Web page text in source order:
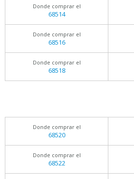
Donde comprar el
68514
Donde comprar el
68516
Donde comprar el
68518
Donde comprar el
68520
Donde comprar el
68522